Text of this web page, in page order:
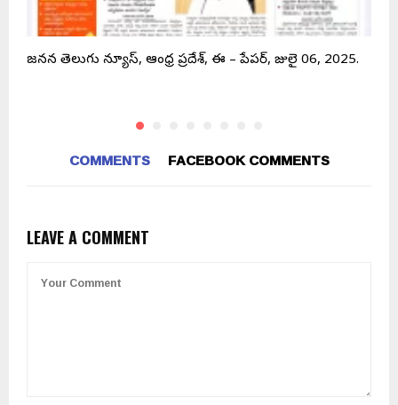
జనసేన తెలుగు న్యూస్, ఆంధ్ర ప్రదేశ్, ఈ – పేపర్, జులై 06, 2025.
COMMENTS FACEBOOK COMMENTS
LEAVE A COMMENT